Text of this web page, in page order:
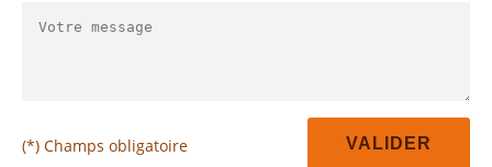
(*) Champs obligatoire